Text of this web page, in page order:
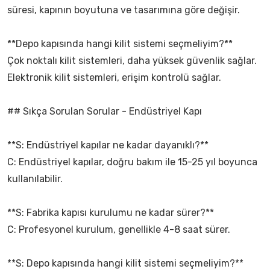
süresi, kapının boyutuna ve tasarımına göre değişir.
**Depo kapısında hangi kilit sistemi seçmeliyim?**
Çok noktalı kilit sistemleri, daha yüksek güvenlik sağlar.
Elektronik kilit sistemleri, erişim kontrolü sağlar.
## Sıkça Sorulan Sorular - Endüstriyel Kapı
**S: Endüstriyel kapılar ne kadar dayanıklı?**
C: Endüstriyel kapılar, doğru bakım ile 15-25 yıl boyunca
kullanılabilir.
**S: Fabrika kapısı kurulumu ne kadar sürer?**
C: Profesyonel kurulum, genellikle 4-8 saat sürer.
**S: Depo kapısında hangi kilit sistemi seçmeliyim?**